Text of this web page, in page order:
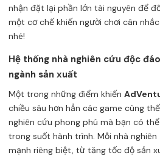
nhận đặt lại phần lớn tài nguyên để
một cơ chế khiến người chơi cân
nhé!
Hệ thống nhà nghiên cứu độc
ngành sản xuất
Một trong những điểm khiến
chiều sâu hơn hẳn các game cùng
nghiên cứu phong phú mà bạn có
trong suốt hành trình. Mỗi nhà
mạnh riêng biệt, từ tăng tốc độ sản